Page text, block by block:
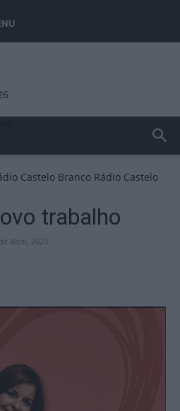
Rádio Castelo
trabalho
Abril, 2023